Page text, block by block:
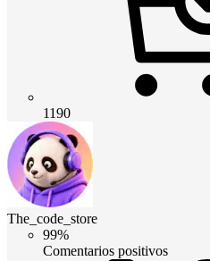
1190
The_code_store
99%
Comentarios positivos